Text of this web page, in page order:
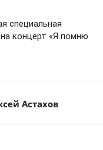
специальная
концерт «Я помню
Астахов